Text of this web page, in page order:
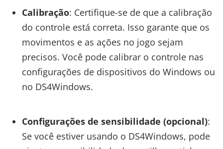
Calibração: Certifique-se de que a calibração
do controle está correta. Isso garante que os
movimentos e as ações no jogo sejam
precisos. Você pode calibrar o controle nas
configurações de dispositivos do Windows ou
no DS4Windows.
Configurações de sensibilidade (opcional):
Se você estiver usando o DS4Windows, pode